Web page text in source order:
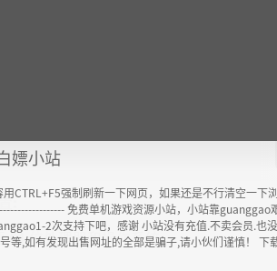
:
64 位处理器和操作系统
嫖小站
CTRL+F5强制刷新一下网页，如果还是不行清空一下
免费单机游戏资源小站，小站靠guanggao
2次支持下吧，感谢 小站没有充值.不卖会员.也
等,如有发现出售网址的全部是骗子,请小伙们谨慎！ 下